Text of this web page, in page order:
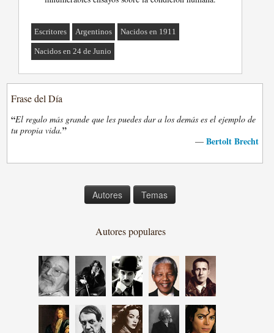
Escritores Argentinos Nacidos en 1911
Nacidos en 24 de Junio
Frase del Día
“El regalo más grande que les puedes dar a los demás es el ejemplo de
tu propia vida.”
— Bertolt Brecht
Autores Temas
Autores populares